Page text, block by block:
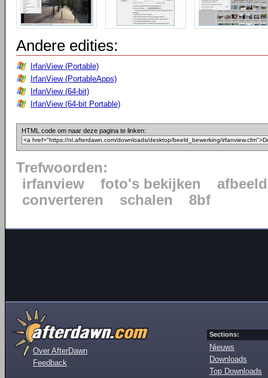
Andere edities:
IrfanView (Portable)
IrfanView (PortableApps)
IrfanView (64-bit)
IrfanView (64-bit Portable)
HTML code om naar deze pagina te linken:
Trefwoorden:
irfanview
foto's bekijken
converteren
schalen 8bf
Over AfterDawn
Feedback
Sections:
Nieuws
Downloads
Top Downloads